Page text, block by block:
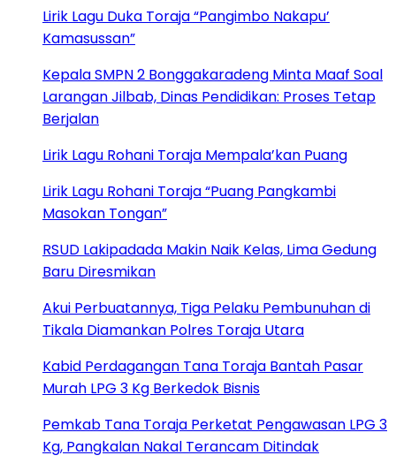
Lirik Lagu Duka Toraja “Pangimbo Nakapu’
Kamasussan”
Kepala SMPN 2 Bonggakaradeng Minta Maaf Soal
Larangan Jilbab, Dinas Pendidikan: Proses Tetap
Berjalan
Lirik Lagu Rohani Toraja Mempala’kan Puang
Lirik Lagu Rohani Toraja “Puang Pangkambi
Masokan Tongan”
RSUD Lakipadada Makin Naik Kelas, Lima Gedung
Baru Diresmikan
Akui Perbuatannya, Tiga Pelaku Pembunuhan di
Tikala Diamankan Polres Toraja Utara
Kabid Perdagangan Tana Toraja Bantah Pasar
Murah LPG 3 Kg Berkedok Bisnis
Pemkab Tana Toraja Perketat Pengawasan LPG 3
Kg, Pangkalan Nakal Terancam Ditindak